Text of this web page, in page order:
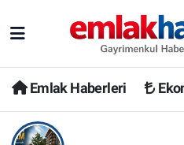
Emlak Haberleri